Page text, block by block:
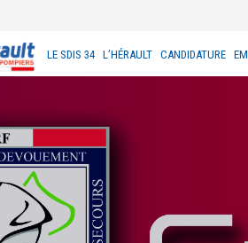
LE SDIS 34 L’HÉRAULT CANDIDATURE